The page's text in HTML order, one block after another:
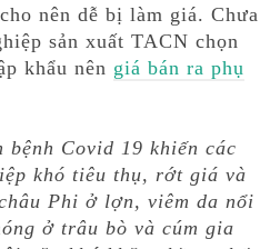
nên dễ bị làm giá. Chưa
sản xuất TACN chọn
khẩu nên giá bán ra phụ
bệnh Covid 19 khiến các
khó tiêu thụ, rớt giá và
Phi ở lợn, viêm da nổi
ở trâu bò và cúm gia